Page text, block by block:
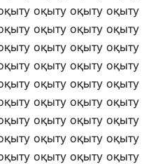
оқыту оқыту оқыту
оқыту оқыту оқыту
оқыту оқыту оқыту
оқыту оқыту оқыту
оқыту оқыту оқыту
оқыту оқыту оқыту
оқыту оқыту оқыту
оқыту оқыту оқыту
оқыту оқыту оқыту